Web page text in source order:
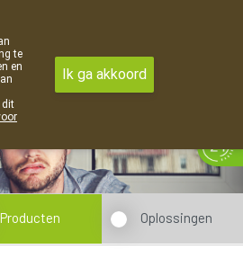
94 03
Producten Oplossingen
te
en
dit
Ik ga akkoord